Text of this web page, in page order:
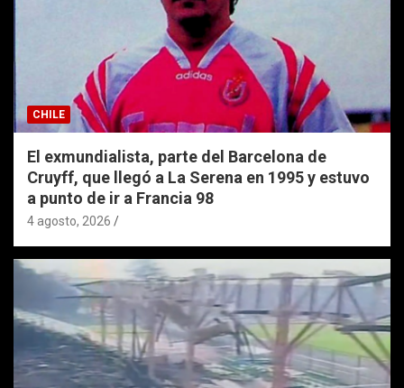
CHILE
El exmundialista, parte del Barcelona de
Cruyff, que llegó a La Serena en 1995 y estuvo
a punto de ir a Francia 98
4 agosto, 2026